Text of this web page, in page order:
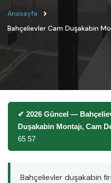
Anasayfa
Bahçelievler Cam Duşakabin
✔ 2026 Güncel —
Duşakabin Montajı, Cam
65 57
Bahçelievler duşakabin